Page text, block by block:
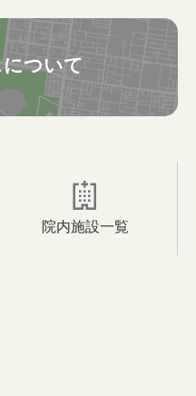
ついて
院内施設一覧